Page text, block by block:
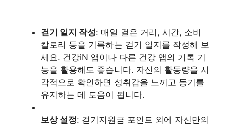
걷기 일지 작성: 매일 걸은 거리, 시간, 소비
칼로리 등을 기록하는 걷기 일지를 작성해 보
세요. 건강iN 앱이나 다른 건강 앱의 기록 기
능을 활용해도 좋습니다. 자신의 활동량을 시
각적으로 확인하면 성취감을 느끼고 동기를
유지하는 데 도움이 됩니다.
보상 설정: 걷기지원금 포인트 외에 자신만의